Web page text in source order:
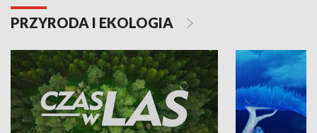
PRZYRODA I EKOLOGIA